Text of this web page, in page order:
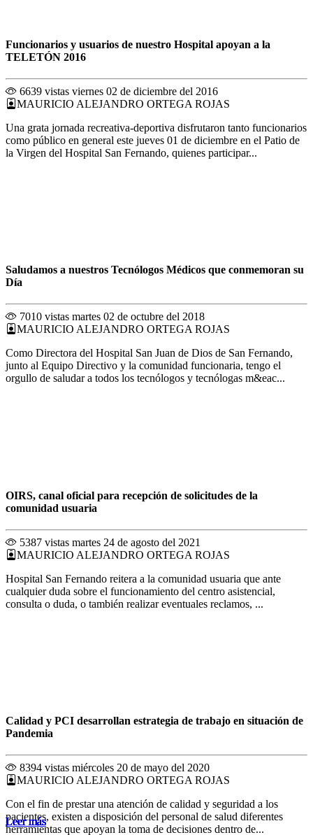
Leer más
Leer más
Leer más
Funcionarios y usuarios de nuestro Hospital apoyan a la
TELETÓN 2016
6639 vistas viernes 02 de diciembre del 2016
MAURICIO ALEJANDRO ORTEGA ROJAS
Una grata jornada recreativa-deportiva disfrutaron tanto funcionarios
como público en general este jueves 01 de diciembre en el Patio de
la Virgen del Hospital San Fernando, quienes participar...
Leer más
Saludamos a nuestros Tecnólogos Médicos que conmemoran su
Día
7010 vistas martes 02 de octubre del 2018
MAURICIO ALEJANDRO ORTEGA ROJAS
Como Directora del Hospital San Juan de Dios de San Fernando,
junto al Equipo Directivo y la comunidad funcionaria, tengo el
orgullo de saludar a todos los tecnólogos y tecnólogas m&eac...
Leer más
OIRS, canal oficial para recepción de solicitudes de la
comunidad usuaria
5387 vistas martes 24 de agosto del 2021
MAURICIO ALEJANDRO ORTEGA ROJAS
Hospital San Fernando reitera a la comunidad usuaria que ante
cualquier duda sobre el funcionamiento del centro asistencial,
consulta o duda, o también realizar eventuales reclamos, ...
Leer más
Calidad y PCI desarrollan estrategia de trabajo en situación de
Pandemia
8394 vistas miércoles 20 de mayo del 2020
MAURICIO ALEJANDRO ORTEGA ROJAS
Con el fin de prestar una atención de calidad y seguridad a los
pacientes, existen a disposición del personal de salud diferentes
herramientas que apoyan la toma de decisiones dentro de...
Leer más
Leer más
Leer más
Leer más
Leer más
Leer más